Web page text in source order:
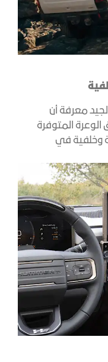
معرفة أن
المتوفرة
وخلفية في